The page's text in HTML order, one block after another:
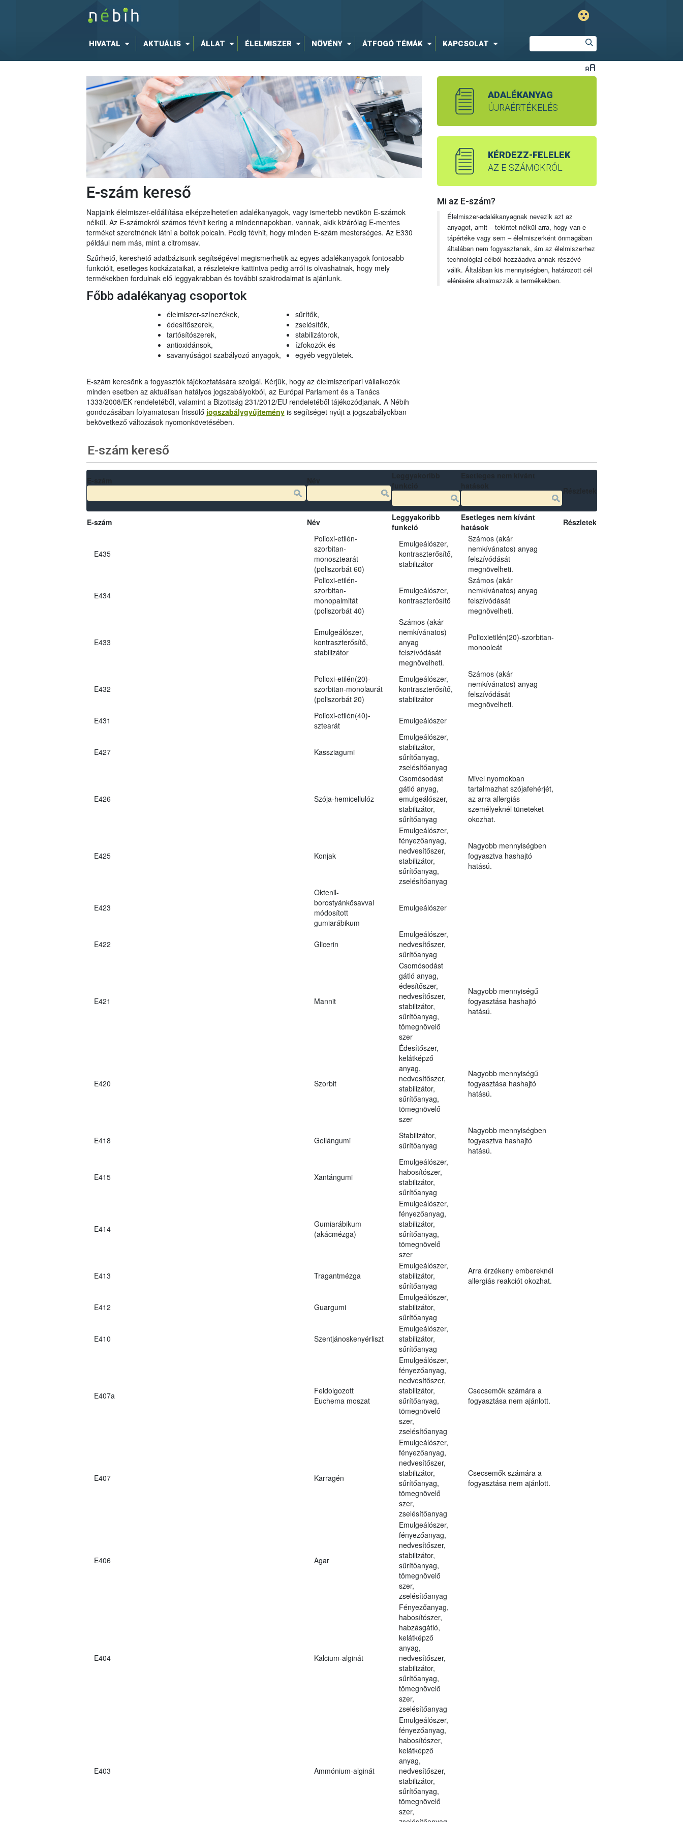
HIVATAL AKTUÁLIS ÁLLAT ÉLELMISZER NÖVÉNY ÁTFOGÓ TÉMÁK KAPCSOLAT
E-szám kereső
Napjaink élelmiszer-előállítása elképzelhetetlen adalékanyagok, vagy ismertebb nevükön E-számok
nélkül. Az E-számokról számos tévhit kering a mindennapokban, vannak, akik kizárólag E-mentes
terméket szeretnének látni a boltok polcain. Pedig tévhit, hogy minden E-szám mesterséges. Az E330
például nem más, mint a citromsav.
Szűrhető, kereshető adatbázisunk segítségével megismerhetik az egyes adalékanyagok fontosabb
funkcióit, esetleges kockázataikat, a részletekre kattintva pedig arról is olvashatnak, hogy mely
termékekben fordulnak elő leggyakrabban és további szakirodalmat is ajánlunk.
Főbb adalékanyag csoportok
élelmiszer-színezékek,
édesítőszerek,
tartósítószerek,
antioxidánsok,
savanyúságot szabályozó anyagok,
sűrítők,
zselésítők,
stabilizátorok,
ízfokozók és
egyéb vegyületek.
E-szám keresőnk a fogyasztók tájékoztatására szolgál. Kérjük, hogy az élelmiszeripari vállalkozók
minden esetben az aktuálisan hatályos jogszabályokból, az Európai Parlament és a Tanács
1333/2008/EK rendeletéből, valamint a Bizottság 231/2012/EU rendeletéből tájékozódjanak. A Nébih
gondozásában folyamatosan frissülő jogszabálygyűjteményis segítséget nyújt a jogszabályokban
bekövetkező változások nyomonkövetésében.
ADALÉKANYAG
ÚJRAÉRTÉKELÉS
KÉRDEZZ-FELELEK
AZ E-SZÁMOKRÓL
Mi az E-szám?
Élelmiszer-adalékanyagnak nevezik azt az
anyagot, amit – tekintet nélkül arra, hogy van-e
tápértéke vagy sem – élelmiszerként önmagában
általában nem fogyasztanak, ám az élelmiszerhez
technológiai célból hozzáadva annak részévé
válik. Általában kis mennyiségben, határozott cél
elérésére alkalmazzák a termékekben.
E-szám kereső
E-szám Név
Leggyakoribb
funkció
Esetleges nem kívánt
hatások
Részletek
E435
Polioxi-etilén-
szorbitan-
monosztearát
(poliszorbát 60)
Emulgeálószer,
kontraszterősítő,
stabilizátor
Számos (akár
nemkívánatos) anyag
felszívódását
megnövelheti.
E434
Polioxi-etilén-
szorbitan-
monopalmitát
(poliszorbát 40)
Emulgeálószer,
kontraszterősítő
Számos (akár
nemkívánatos) anyag
felszívódását
megnövelheti.
E433
Emulgeálószer,
kontraszterősítő,
stabilizátor
Számos (akár
nemkívánatos)
anyag
felszívódását
megnövelheti.
Polioxietilén(20)-szorbitan-
monooleát
E432
Polioxi-etilén(20)-
szorbitan-monolaurát
(poliszorbát 20)
Emulgeálószer,
kontraszterősítő,
stabilizátor
Számos (akár
nemkívánatos) anyag
felszívódását
megnövelheti.
E431
Polioxi-etilén(40)-
sztearát
Emulgeálószer
E427 Kassziagumi
Emulgeálószer,
stabilizátor,
sűrítőanyag,
zselésítőanyag
E426 Szója-hemicellulóz
Csomósodást
gátló anyag,
emulgeálószer,
stabilizátor,
sűrítőanyag
Mivel nyomokban
tartalmazhat szójafehérjét,
az arra allergiás
személyeknél tüneteket
okozhat.
E425 Konjak
Emulgeálószer,
fényezőanyag,
nedvesítőszer,
stabilizátor,
sűrítőanyag,
zselésítőanyag
Nagyobb mennyiségben
fogyasztva hashajtó
hatású.
E423
Oktenil-
borostyánkősavval
módosított
gumiarábikum
Emulgeálószer
E422 Glicerin
Emulgeálószer,
nedvesítőszer,
sűrítőanyag
E421 Mannit
Csomósodást
gátló anyag,
édesítőszer,
nedvesítőszer,
stabilizátor,
sűrítőanyag,
tömegnövelő
szer
Nagyobb mennyiségű
fogyasztása hashajtó
hatású.
E420 Szorbit
Édesítőszer,
kelátképző
anyag,
nedvesítőszer,
stabilizátor,
sűrítőanyag,
tömegnövelő
szer
Nagyobb mennyiségű
fogyasztása hashajtó
hatású.
E418 Gellángumi
Stabilizátor,
sűrítőanyag
Nagyobb mennyiségben
fogyasztva hashajtó
hatású.
E415 Xantángumi
Emulgeálószer,
habosítószer,
stabilizátor,
sűrítőanyag
E414
Gumiarábikum
(akácmézga)
Emulgeálószer,
fényezőanyag,
stabilizátor,
sűrítőanyag,
tömegnövelő
szer
E413 Tragantmézga
Emulgeálószer,
stabilizátor,
sűrítőanyag
Arra érzékeny embereknél
allergiás reakciót okozhat.
E412 Guargumi
Emulgeálószer,
stabilizátor,
sűrítőanyag
E410 Szentjánoskenyérliszt
Emulgeálószer,
stabilizátor,
sűrítőanyag
E407a
Feldolgozott
Euchema moszat
Emulgeálószer,
fényezőanyag,
nedvesítőszer,
stabilizátor,
sűrítőanyag,
tömegnövelő
szer,
zselésítőanyag
Csecsemők számára a
fogyasztása nem ajánlott.
E407 Karragén
Emulgeálószer,
fényezőanyag,
nedvesítőszer,
stabilizátor,
sűrítőanyag,
tömegnövelő
szer,
zselésítőanyag
Csecsemők számára a
fogyasztása nem ajánlott.
E406 Agar
Emulgeálószer,
fényezőanyag,
nedvesítőszer,
stabilizátor,
sűrítőanyag,
tömegnövelő
szer,
zselésítőanyag
E404 Kalcium-alginát
Fényezőanyag,
habosítószer,
habzásgátló,
kelátképző
anyag,
nedvesítőszer,
stabilizátor,
sűrítőanyag,
tömegnövelő
szer,
zselésítőanyag
E403 Ammónium-alginát
Emulgeálószer,
fényezőanyag,
habosítószer,
kelátképző
anyag,
nedvesítőszer,
stabilizátor,
sűrítőanyag,
tömegnövelő
szer,